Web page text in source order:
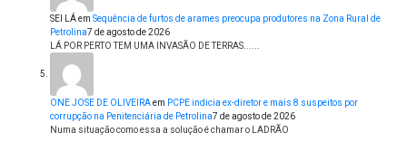
SEI LÁem Sequência de furtos de arames preocupa produtores na Zona Rural de
Petrolina7 de agosto de 2026
LÁ POR PERTO TEM UMA INVASÃO DE TERRAS......
ONE JOSE DE OLIVEIRAem PCPE indicia ex-diretor e mais 8 suspeitos por
corrupção na Penitenciária de Petrolina7 de agosto de 2026
Numa situação como essa a solução é chamar o LADRÃO